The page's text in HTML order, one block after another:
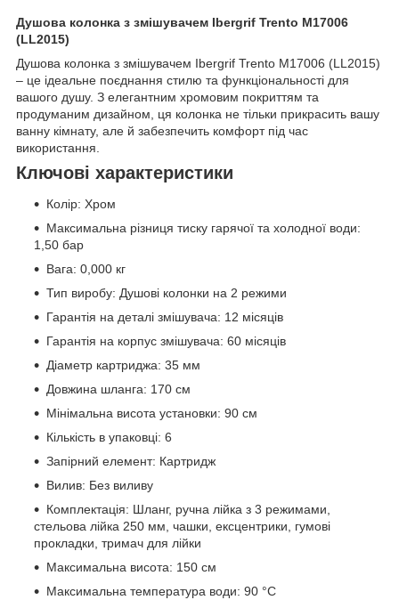
Душова колонка з змішувачем Ibergrif Trento M17006
(LL2015)
Душова колонка з змішувачем Ibergrif Trento M17006 (LL2015)
– це ідеальне поєднання стилю та функціональності для
вашого душу. З елегантним хромовим покриттям та
продуманим дизайном, ця колонка не тільки прикрасить вашу
ванну кімнату, але й забезпечить комфорт під час
використання.
Ключові характеристики
Колір: Хром
Максимальна різниця тиску гарячої та холодної води:
1,50 бар
Вага: 0,000 кг
Тип виробу: Душові колонки на 2 режими
Гарантія на деталі змішувача: 12 місяців
Гарантія на корпус змішувача: 60 місяців
Діаметр картриджа: 35 мм
Довжина шланга: 170 см
Мінімальна висота установки: 90 см
Кількість в упаковці: 6
Запірний елемент: Картридж
Вилив: Без виливу
Комплектація: Шланг, ручна лійка з 3 режимами,
стельова лійка 250 мм, чашки, ексцентрики, гумові
прокладки, тримач для лійки
Максимальна висота: 150 см
Максимальна температура води: 90 °C